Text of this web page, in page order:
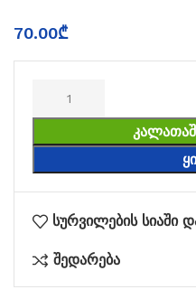
70.00₾
სურვილების სიაში
შედარება